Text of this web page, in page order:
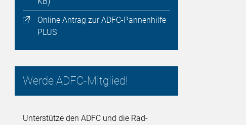
Online Antrag zur ADFC-Pannenhilfe
PLUS
Werde ADFC-Mitglied!
Unterstütze den ADFC und die Rad-